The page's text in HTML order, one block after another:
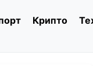
Крипто